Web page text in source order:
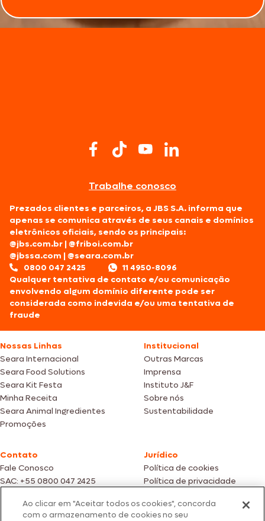
Trabalhe conosco
Prezados clientes e parceiros, a JBS S.A. informa que
apenas se comunica através de seus canais e domínios
eletrônicos oficiais, sendo os principais:
@jbs.com.br |@friboi.com.br
@jbssa.com |@seara.com.br
0800 047 2425
11 4950-8096
Qualquer tentativa de contato e/ou comunicação
envolvendo algum domínio diferente pode ser
considerada como indevida e/ou uma tentativa de
fraude
Nossas Linhas
Seara Internacional
Seara Food Solutions
Seara Kit Festa
Minha Receita
Seara Animal Ingredientes
Promoções
Institucional
Outras Marcas
Imprensa
Instituto J&F
Sobre nós
Sustentabilidade
Contato
Fale Conosco
SAC: +55 0800 047 2425
Jurídico
Política de cookies
Política de privacidade
Fotos meramente ilustrativas | Ofertas válidas enquanto durarem os
Ao clicar em "Aceitar todos os cookies", concorda
com o armazenamento de cookies no seu